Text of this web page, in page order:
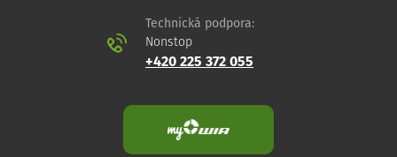
Technická podpora:
Nonstop
+420 225 372 055